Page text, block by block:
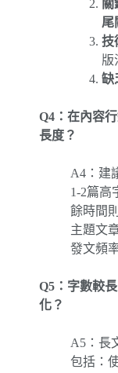
關
尾
技
版
缺
Q4：在內容
長度？
A4：建
1-2篇高
餘時間
主題文
發文頻
Q5：字數較
化？
A5：長
包括：